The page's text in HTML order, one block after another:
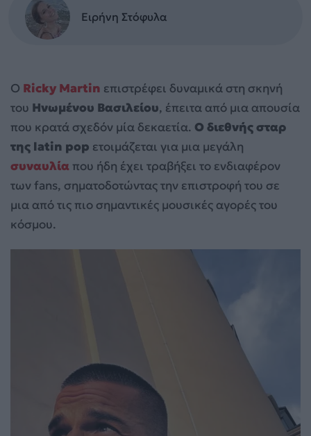
Ειρήνη Στόφυλα
Ο Ricky Martin επιστρέφει δυναμικά στη σκηνή
του Ηνωμένου Βασιλείου, έπειτα από μια απουσία
που κρατά σχεδόν μία δεκαετία. Ο διεθνής σταρ
της latin pop ετοιμάζεται για μια μεγάλη
συναυλία που ήδη έχει τραβήξει το ενδιαφέρον
των fans, σηματοδοτώντας την επιστροφή του σε
μια από τις πιο σημαντικές μουσικές αγορές του
κόσμου.